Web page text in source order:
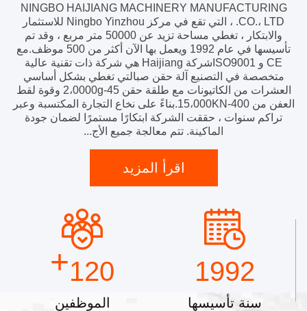
NINGBO HAIJIANG MACHINERY MANUFACTURING
CO.، LTD. ، التي تقع في مركز Ningbo Yinzhou للاستثمار
والابتكار ، تغطي مساحة تزيد عن 50000 متر مربع ، وقد تم
تأسيسها في عام 1992 ويعمل بها الآن أكثر من 500 موظف.مع
CE و ISO9001شركة Haijiang هي شركة ذات تقنية عالية
متخصصة في التصنيع آلة حقن صبالتي تغطي بشكل أساسي
العشرات من الكاتيونات مع طلقة حقن 45-2،0000g وقوة لقط
العفن من 400-15،000KN.بناءً على نخاع التجارة المكتسبة وعبر
تراكم سنوات ، حققت الشركة ابتكارًا مستمرًا لضمان جودة
الماكينة. تتم معالجة جميع الأج...
اقرأ المزيد
1992
سنة تأسيسها
120
+
الموظفين